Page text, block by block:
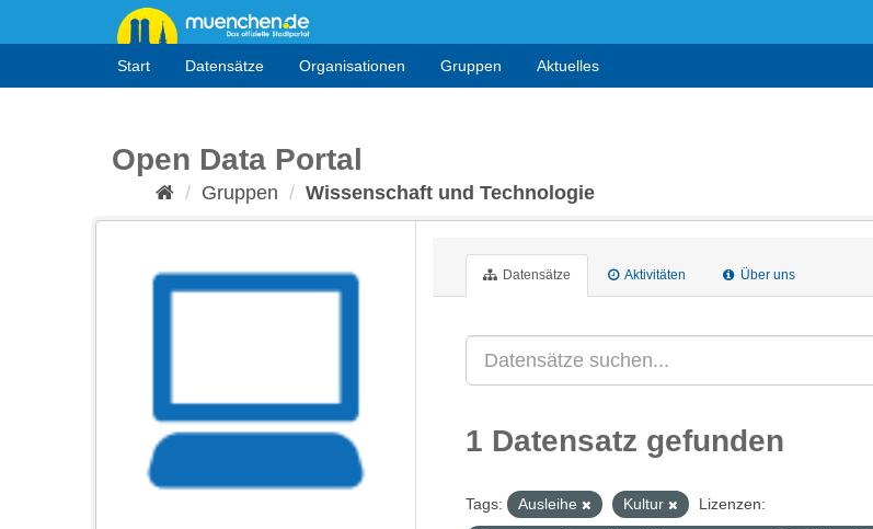
Start Datensätze Organisationen Gruppen Aktuelles
Open Data Portal
Gruppen Wissenschaft und Technologie
Datensätze Aktivitäten Über uns
1 Datensatz gefunden
Tags: Ausleihe Kultur
Lizenzen: